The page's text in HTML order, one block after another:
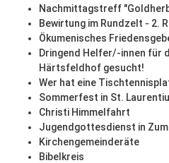
Nachmittagstreff
Bewirtung im Rundzelt - 2.
Ökumenisches
Dringend Helfer/-innen für
Härtsfeldhof gesucht!
Wer hat eine
Sommerfest in St.
Christi Himmelfahrt
Jugendgottesdienst in
Kirchengemeinderäte
Bibelkreis